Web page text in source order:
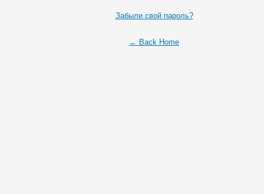
Забыли свой пароль?
← Back Home